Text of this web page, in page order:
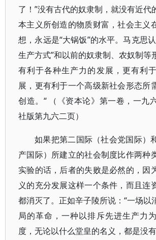
了！”没有古代的奴隶制，就没有近代
本主义所创造的物质财富，社会主义
想，永远是“大锅饭”的水平。马克思
生产方式”和以前的奴隶制、农奴制等
有利于各种生产力的发展，更有利
展，更有利于一个高级新社会形态所
创造。“ （《资本论》第一卷，一九
社版第九六二页）
如果把第二国际（社会党国际）
产国际）所建立的社会制度比作两种
实验的话，后者的失败是必然的，因
义的充分发展这样一个条件，而且连
都消灭了。正如辛子陵所说：“一场以
局的革命，一种以排斥先进生产力
度，无论以什么堂皇的名义，都是没